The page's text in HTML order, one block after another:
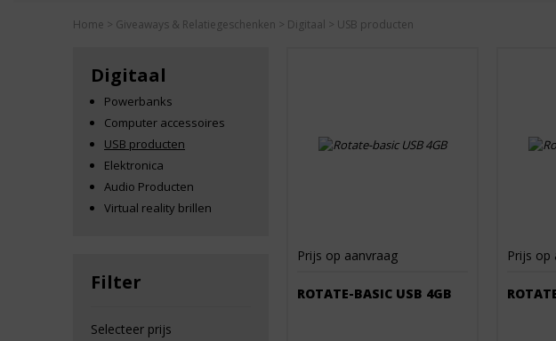
Home > Giveaways & Relatiegeschenken > Digitaal > USB producten
Digitaal
Powerbanks
Computer accessoires
USB producten
Elektronica
Audio Producten
Virtual reality brillen
Filter
Selecteer prijs
Prijs op aanvraag
ROTATE-BASIC USB 4GB
Prijs op